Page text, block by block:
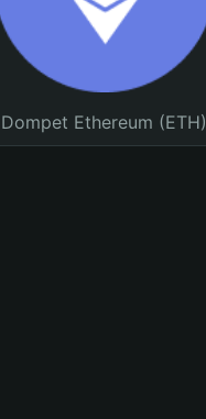
Dompet Ethereum (ETH)